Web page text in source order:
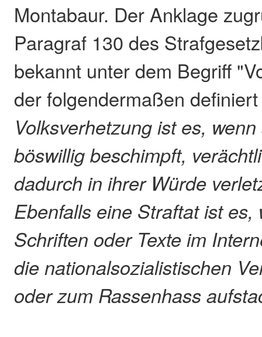
Montabaur. Der Anklage
Paragraf 130 des
bekannt unter dem Begriff
der folgendermaßen
Volksverhetzung ist es,
böswillig beschimpft,
dadurch in ihrer Würde
Ebenfalls eine Straftat ist es,
Schriften oder Texte im
die nationalsozialistischen
oder zum Rassenhass